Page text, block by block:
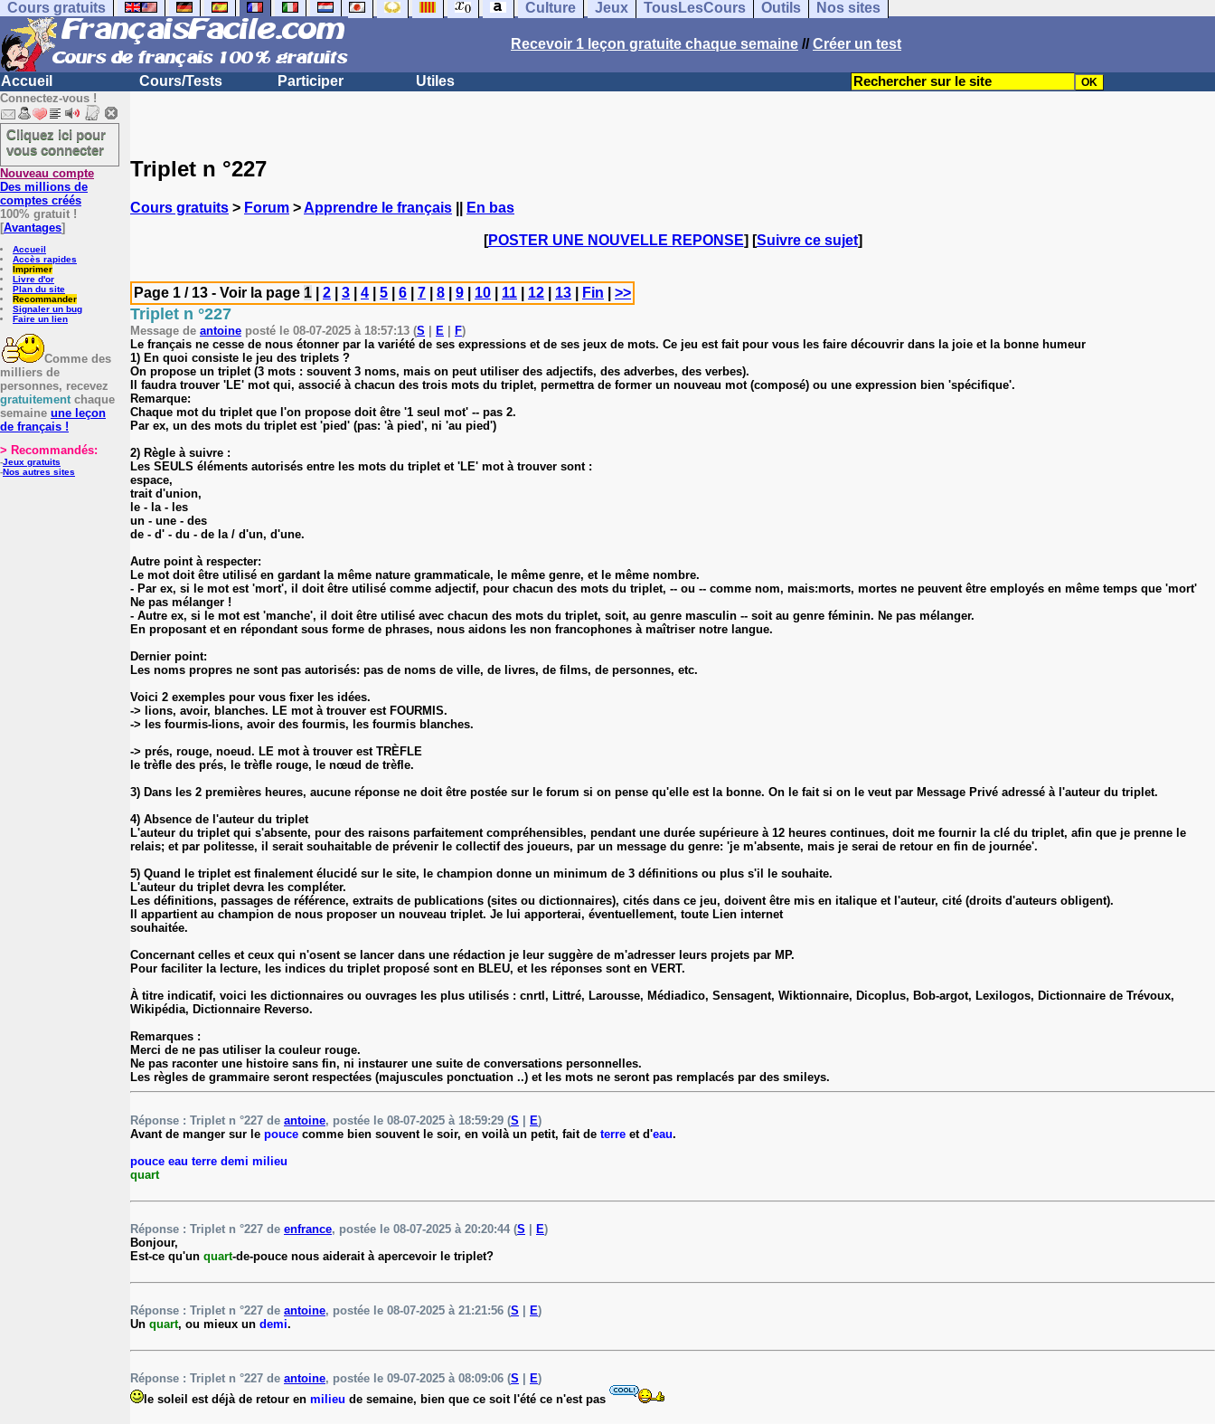
Cours gratuits Culture Jeux TousLesCours Outils Nos sites
Recevoir 1 leçon gratuite chaque semaine //Créer un test
Accueil Cours/Tests Participer Utiles
Connectez-vous !
Cliquez ici pour
vous connecter
Nouveau compte
Des millions de
comptes créés
100% gratuit !
[Avantages]
Accueil
Accès rapides
Imprimer
Livre d'or
Plan du site
Recommander
Signaler un bug
Faire un lien
Comme des
milliers de
personnes, recevez
gratuitementchaque
semaine une leçon
de français !
> Recommandés:
-Jeux gratuits
-Nos autres sites
Triplet n °227
Cours gratuits > Forum >Apprendre le français En bas
[POSTER UNE NOUVELLE REPONSE] [Suivre ce sujet]
Page 1 / 13 - Voir la page 1 2 3 4 5 6 7 8 9 10 11 12 13 Fin >>
Triplet n °227
Message de antoine posté le 08-07-2025 à 18:57:13 (S E F)
Le français ne cesse de nous étonner par la variété de ses expressions et de ses jeux de mots. Ce jeu est fait pour vous les faire découvrir dans la joie et la bonne humeur
1) En quoi consiste le jeu des triplets ?
On propose un triplet (3 mots : souvent 3 noms, mais on peut utiliser des adjectifs, des adverbes, des verbes).
Il faudra trouver 'LE' mot qui, associé à chacun des trois mots du triplet, permettra de former un nouveau mot (composé) ou une expression bien 'spécifique'.
Remarque:
Chaque mot du triplet que l'on propose doit être '1 seul mot' -- pas 2.
Par ex, un des mots du triplet est 'pied' (pas: 'à pied', ni 'au pied')
2) Règle à suivre :
Les SEULS éléments autorisés entre les mots du triplet et 'LE' mot à trouver sont :
espace,
trait d'union,
le - la - les
un - une - des
de - d' - du - de la / d'un, d'une.
Autre point à respecter:
Le mot doit être utilisé en gardant la même nature grammaticale, le même genre, et le même nombre.
- Par ex, si le mot est 'mort', il doit être utilisé comme adjectif, pour chacun des mots du triplet, -- ou -- comme nom, mais:morts, mortes ne peuvent être employés en même temps que 'mort'
Ne pas mélanger !
- Autre ex, si le mot est 'manche', il doit être utilisé avec chacun des mots du triplet, soit, au genre masculin -- soit au genre féminin. Ne pas mélanger.
En proposant et en répondant sous forme de phrases, nous aidons les non francophones à maîtriser notre langue.
Dernier point:
Les noms propres ne sont pas autorisés: pas de noms de ville, de livres, de films, de personnes, etc.
Voici 2 exemples pour vous fixer les idées.
-> lions, avoir, blanches. LE mot à trouver est FOURMIS.
-> les fourmis-lions, avoir des fourmis, les fourmis blanches.
-> prés, rouge, noeud. LE mot à trouver est TRÈFLE
le trèfle des prés, le trèfle rouge, le nœud de trèfle.
3) Dans les 2 premières heures, aucune réponse ne doit être postée sur le forum si on pense qu'elle est la bonne. On le fait si on le veut par Message Privé adressé à l'auteur du triplet.
4) Absence de l'auteur du triplet
L'auteur du triplet qui s'absente, pour des raisons parfaitement compréhensibles, pendant une durée supérieure à 12 heures continues, doit me fournir la clé du triplet, afin que je prenne le
relais; et par politesse, il serait souhaitable de prévenir le collectif des joueurs, par un message du genre: 'je m'absente, mais je serai de retour en fin de journée'.
5) Quand le triplet est finalement élucidé sur le site, le champion donne un minimum de 3 définitions ou plus s'il le souhaite.
L'auteur du triplet devra les compléter.
Les définitions, passages de référence, extraits de publications (sites ou dictionnaires), cités dans ce jeu, doivent être mis en italique et l'auteur, cité (droits d'auteurs obligent).
Il appartient au champion de nous proposer un nouveau triplet. Je lui apporterai, éventuellement, toute Lien internet
souhaitée.
Concernant celles et ceux qui n'osent se lancer dans une rédaction je leur suggère de m'adresser leurs projets par MP.
Pour faciliter la lecture, les indices du triplet proposé sont en BLEU, et les réponses sont en VERT.
À titre indicatif, voici les dictionnaires ou ouvrages les plus utilisés : cnrtl, Littré, Larousse, Médiadico, Sensagent, Wiktionnaire, Dicoplus, Bob-argot, Lexilogos, Dictionnaire de Trévoux,
Wikipédia, Dictionnaire Reverso.
Remarques :
Merci de ne pas utiliser la couleur rouge.
Ne pas raconter une histoire sans fin, ni instaurer une suite de conversations personnelles.
Les règles de grammaire seront respectées (majuscules ponctuation ..) et les mots ne seront pas remplacés par des smileys.
Réponse : Triplet n °227 de antoine, postée le 08-07-2025 à 18:59:29 (S E)
Avant de manger sur le pouce comme bien souvent le soir, en voilà un petit, fait de terre et d'eau.
pouce eau terre demi milieu
quart
Réponse : Triplet n °227 de enfrance, postée le 08-07-2025 à 20:20:44 (S E)
Bonjour,
Est-ce qu'un quart-de-pouce nous aiderait à apercevoir le triplet?
Réponse : Triplet n °227 de antoine, postée le 08-07-2025 à 21:21:56 (S E)
Un quart, ou mieux un demi.
Réponse : Triplet n °227 de antoine, postée le 09-07-2025 à 08:09:06 (S E)
le soleil est déjà de retour en milieu de semaine, bien que ce soit l'été ce n'est pas